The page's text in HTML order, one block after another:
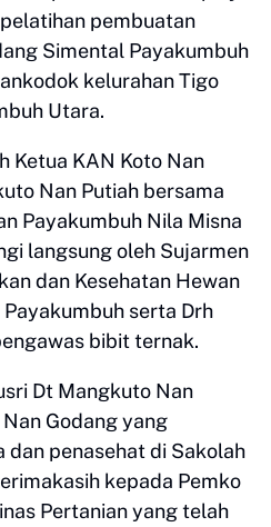
pembuatan
Simental Payakumbuh
kelurahan Tigo
Utara.
Ketua KAN Koto Nan
Nan Putiah bersama
Payakumbuh Nila Misna
langsung oleh Sujarmen
dan Kesehatan Hewan
serta Drh
bibit ternak.
Dt Mangkuto Nan
Godang yang
dan penasehat di Sakolah
kepada Pemko
Pertanian yang telah